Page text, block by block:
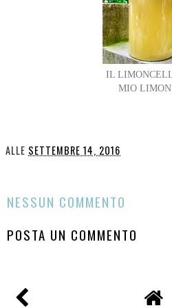
IL
MIO
ALLE SETTEMBRE 14, 2016
NESSUN COMMENTO
POSTA UN COMMENTO